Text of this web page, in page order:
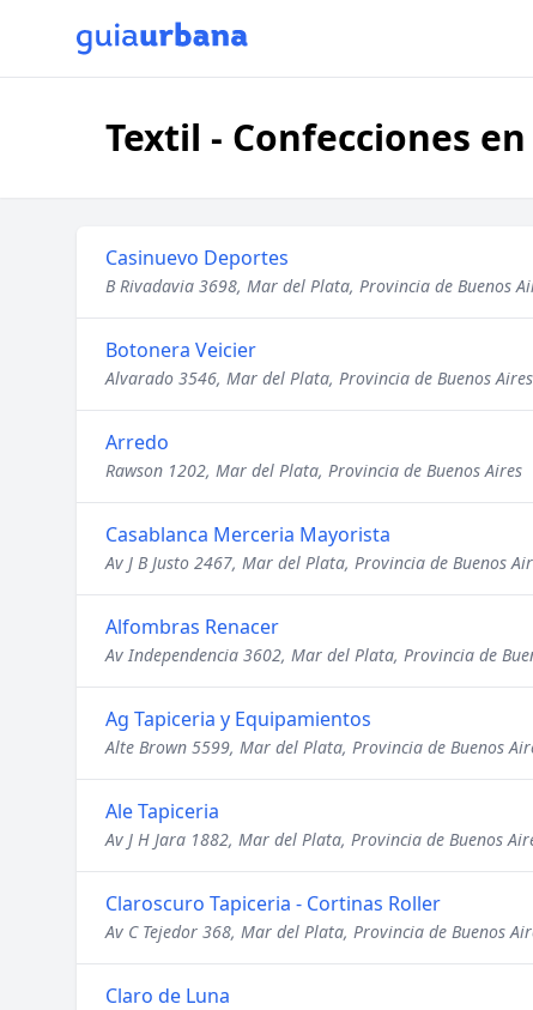
Textil - Confecciones
Casinuevo Deportes
B Rivadavia 3698, Mar del Plata, Provincia de Buenos
Botonera Veicier
Alvarado 3546, Mar del Plata, Provincia de Buenos Aires
Arredo
Rawson 1202, Mar del Plata, Provincia de Buenos Aires
Casablanca Merceria Mayorista
Av J B Justo 2467, Mar del Plata, Provincia de Buenos
Alfombras Renacer
Av Independencia 3602, Mar del Plata, Provincia de
Ag Tapiceria y Equipamientos
Alte Brown 5599, Mar del Plata, Provincia de Buenos
Ale Tapiceria
Av J H Jara 1882, Mar del Plata, Provincia de Buenos
Claroscuro Tapiceria - Cortinas Roller
Av C Tejedor 368, Mar del Plata, Provincia de Buenos
Claro de Luna